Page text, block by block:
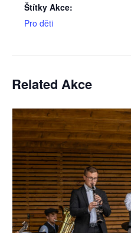
Štítky Akce:
Pro děti
Related Akce